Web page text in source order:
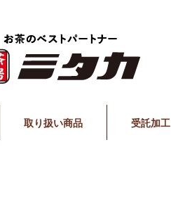
取り扱い商品 受託加工